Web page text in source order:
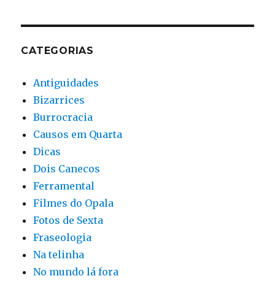
CATEGORIAS
Antiguidades
Bizarrices
Burrocracia
Causos em Quarta
Dicas
Dois Canecos
Ferramental
Filmes do Opala
Fotos de Sexta
Fraseologia
Na telinha
No mundo lá fora